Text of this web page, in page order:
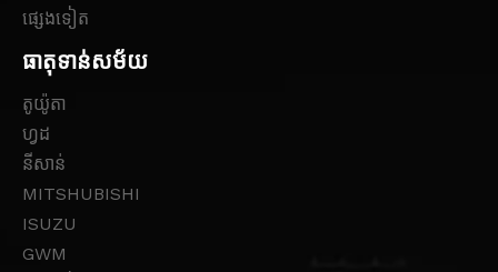
ផ្សេងទៀត
ធាតុទាន់សម័យ
តូយ៉ូតា
ហ្វដ
នីសាន់
MITSHUBISHI
ISUZU
GWM